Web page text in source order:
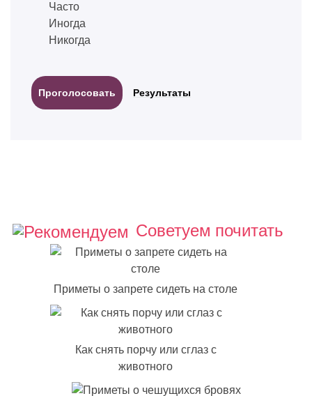
Часто
Иногда
Никогда
Результаты
Советуем почитать
Приметы о запрете сидеть на столе
Как снять порчу или сглаз с
животного